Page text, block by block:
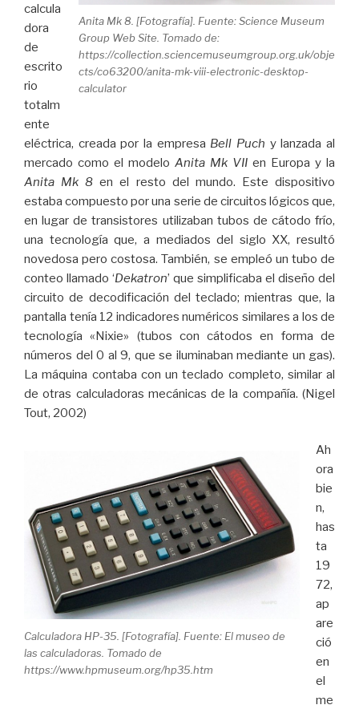
Anita Mk 8. [Fotografía]. Fuente: Science Museum
Group Web Site. Tomado de:
https://collection.sciencemuseumgroup.org.uk/obje
cts/co63200/anita-mk-viii-electronic-desktop-
calculator
calcula
dora
de
escrito
rio
totalm
ente
eléctrica, creada por la empresa Bell Puch y lanzada al
mercado como el modelo Anita Mk VII en Europa y la
Anita Mk 8 en el resto del mundo. Este dispositivo
estaba compuesto por una serie de circuitos lógicos que,
en lugar de transistores utilizaban tubos de cátodo frío,
una tecnología que, a mediados del siglo XX, resultó
novedosa pero costosa. También, se empleó un tubo de
conteo llamado ‘Dekatron’ que simplificaba el diseño del
circuito de decodificación del teclado; mientras que, la
pantalla tenía 12 indicadores numéricos similares a los de
tecnología «Nixie» (tubos con cátodos en forma de
números del 0 al 9, que se iluminaban mediante un gas).
La máquina contaba con un teclado completo, similar al
de otras calculadoras mecánicas de la compañía. (Nigel
Tout, 2002)
Calculadora HP-35. [Fotografía]. Fuente: El museo de
las calculadoras. Tomado de
https://www.hpmuseum.org/hp35.htm
Ah
ora
bie
n,
has
ta
19
72,
ap
are
ció
en
el
me